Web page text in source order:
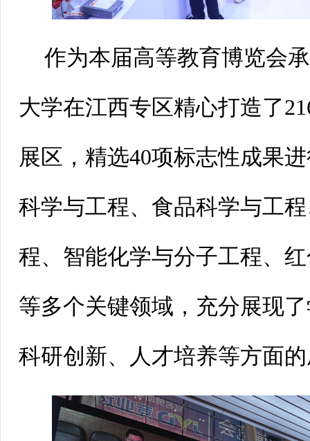
作为本届高等教育博览会
大学在江西专区精心打造了
展区，精选40项标志性成果
科学与工程、食品科学与工
程、智能化学与分子工程、
等多个关键领域，充分展现
科研创新、人才培养等方面